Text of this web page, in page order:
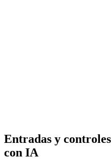
Entradas y
con IA